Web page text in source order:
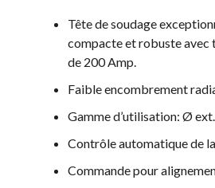
Tête de soudage
compacte et robuste avec
de 200 Amp.
Faible encombrement
Gamme d’utilisation: Ø
Contrôle automatique de
Commande pour